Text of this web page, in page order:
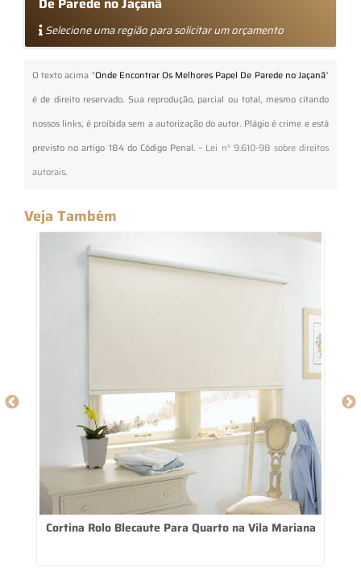
Selecione uma região para solicitar um orçamento
O texto acima "Onde Encontrar Os Melhores Papel De Parede no Jaçanã"
é de direito reservado. Sua reprodução, parcial ou total, mesmo citando
nossos links, é proibida sem a autorização do autor. Plágio é crime e está
previsto no artigo 184 do Código Penal. – Lei n° 9.610-98 sobre direitos
autorais.
Veja Também
Cortina Rolo Blecaute Para Quarto na Vila Mariana